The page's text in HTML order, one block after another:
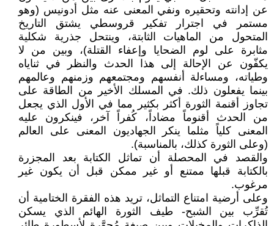
عن إدانته وتحقيره ونفي المعنى عنه مثل أدونيس (وهو
مستمر في اجترار تفكير قروسطي يشتق التاريخ
المتحول من الماهيات الثابتة، وينتحل جذرية شكلية
مثابرة على لوم الضحايا وإعفاء القتلة)، وبين من لا
يكفّون عن الإحالة إلى هذا الحدث والنظر في ثناياه
وطياته، ومساءلة أنفسهم ومجتمعهم وزمنهم وعالمهم
بينما يفعلون ذلك. في المسلك الأخير من الطاقة على
تجاوز أقنمة الثورة أكثر بكثير مما في الأول الذي يجعل
من الحدث أقنوماً مضاداً، كُفراً آخر، فينكرون عليه
المعنى كلياً مثلما ينكر الجهاديون المعنى على العالم
(وعلى الثورة كذلك، بالمناسبة).
والقصد في المحصلة أن تماثل الكتابة بعد المجزرة
بالكتابة قبلها ممتنع أو غير ممكن قبل أن يكون غير
مرغوب.
وعلى أرضية امتناع التماثل، تريد هذه الفقرة الختامية أن
تُقرِّب بين الشبح- طيف الثورة الهائم الذي يسكن